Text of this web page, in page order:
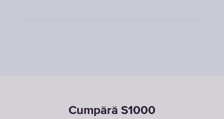
Cumpără S1000